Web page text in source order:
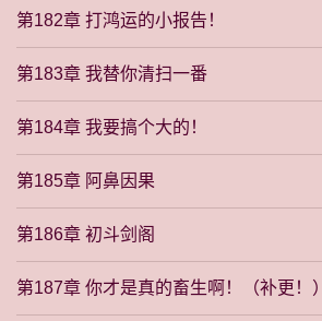
第182章 打鸿运的小报告！
第183章 我替你清扫一番
第184章 我要搞个大的！
第185章 阿鼻因果
第186章 初斗剑阁
第187章 你才是真的畜生啊！（补更！）